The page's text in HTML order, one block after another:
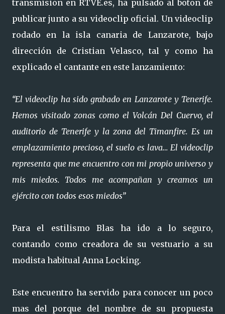
transmision en RTVE.es, ha pulsado al boton de
publicar junto a su videoclip oficial. Un videoclip
rodado en la isla canaria de Lanzarote, bajo
dirección de Cristian Velasco, tal y como ha
explicado el cantante en este lanzamiento:
“El videoclip ha sido grabado en Lanzarote y Tenerife.
Hemos visitado zonas como el Volcán Del Cuervo, el
auditorio de Tenerife y la zona del Timanfire. Es un
emplazamiento precioso, el suelo es lava… El videoclip
representa que me encuentro con mi propio universo y
mis miedos. Todos me acompañan y creamos un
ejército con todos esos miedos”
Para el estilismo Blas ha ido a lo seguro,
contando como creadora de su vestuario a su
modista habitual Anna Locking.
Este encuentro ha servido para conocer un poco
mas del porque del nombre de su propuesta